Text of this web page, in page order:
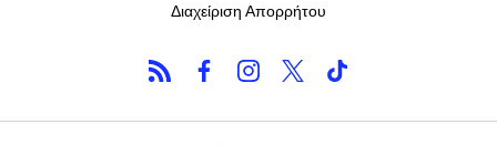
Διαχείριση Απορρήτου